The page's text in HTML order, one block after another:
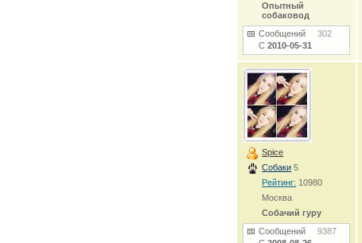
Опытный
собаковод
Сообщений302
С2010-05-31
Spice
Собаки 5
Рейтинг: 10980
Москва
Собачий гуру
Сообщений9387